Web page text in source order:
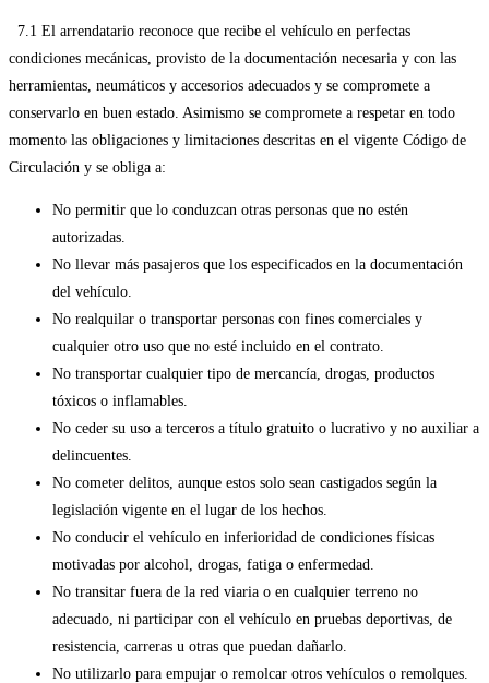
7.1 El arrendatario reconoce que recibe el vehículo en perfectas
condiciones mecánicas, provisto de la documentación necesaria y con las
herramientas, neumáticos y accesorios adecuados y se compromete a
conservarlo en buen estado. Asimismo se compromete a respetar en todo
momento las obligaciones y limitaciones descritas en el vigente Código de
Circulación y se obliga a:
No permitir que lo conduzcan otras personas que no estén
autorizadas.
No llevar más pasajeros que los especificados en la documentación
del vehículo.
No realquilar o transportar personas con fines comerciales y
cualquier otro uso que no esté incluido en el contrato.
No transportar cualquier tipo de mercancía, drogas, productos
tóxicos o inflamables.
No ceder su uso a terceros a título gratuito o lucrativo y no auxiliar a
delincuentes.
No cometer delitos, aunque estos solo sean castigados según la
legislación vigente en el lugar de los hechos.
No conducir el vehículo en inferioridad de condiciones físicas
motivadas por alcohol, drogas, fatiga o enfermedad.
No transitar fuera de la red viaria o en cualquier terreno no
adecuado, ni participar con el vehículo en pruebas deportivas, de
resistencia, carreras u otras que puedan dañarlo.
No utilizarlo para empujar o remolcar otros vehículos o remolques.